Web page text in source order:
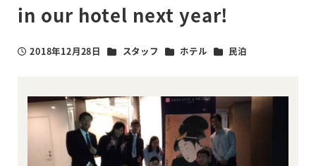
in our hotel next year!
投稿日
2018年12月28日 カテゴリー
スタッフ カテゴリー
ホテル カテゴリー
民泊